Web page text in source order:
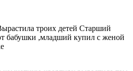
троих детей Старший
бабушки ,младший купил с женой